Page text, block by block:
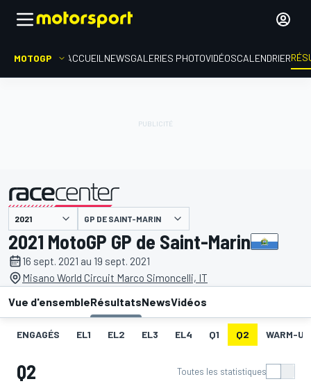
MOTOGP ACCUEIL NEWSGALERIES PHOTOVIDÉOSCALENDRIER
présenté par GP DE SAINT-MARIN
2021 MotoGP GP de Saint-Marin
16 sept. 2021 au 19 sept. 2021
Misano World Circuit Marco Simoncelli, IT
Vue d'ensembleRésultatsNewsVidéos
ENGAGÉS EL1 EL2 EL3 EL4 Q1 Q2 WARM-UP
Q2 Toutes les statistiques